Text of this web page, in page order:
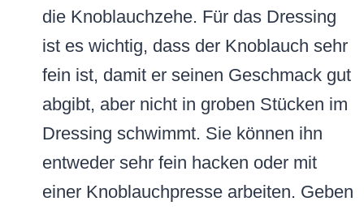
die Knoblauchzehe. Für das Dressing
ist es wichtig, dass der Knoblauch sehr
fein ist, damit er seinen Geschmack gut
abgibt, aber nicht in groben Stücken im
Dressing schwimmt. Sie können ihn
entweder sehr fein hacken oder mit
einer Knoblauchpresse arbeiten. Geben